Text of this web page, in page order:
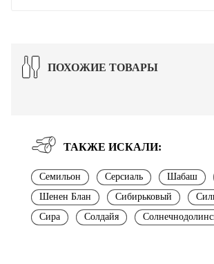
ПОХОЖИЕ ТОВАРЫ
ТАКЖЕ ИСКАЛИ:
Семильон Серсиаль Шабаш
Шенен Блан
Сибирьковый
Сира
Солдайя